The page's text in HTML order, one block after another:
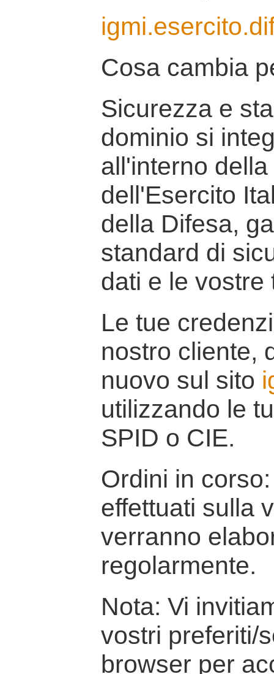
Cosa cambia
Sicurezza e
dominio si
all'interno
dell'Esercito
della Difesa,
standard di
dati e le vostre
Le tue
nostro cliente,
nuovo sul sito
utilizzando le
SPID o CIE.
Ordini in
effettuati sulla
verranno
regolarmente.
Nota: Vi
vostri preferiti/
browser per